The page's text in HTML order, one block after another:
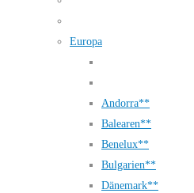
Europa
Andorra**
Balearen**
Benelux**
Bulgarien**
Dänemark**